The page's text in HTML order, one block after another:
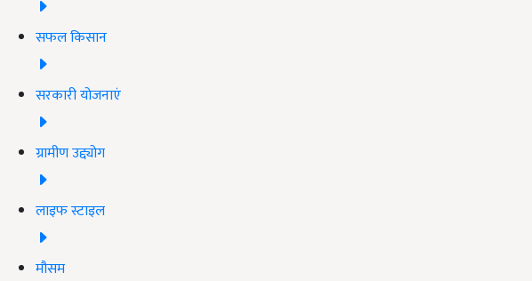
सफल किसान
सरकारी योजनाएं
ग्रामीण उद्द्योग
लाइफ स्टाइल
मौसम